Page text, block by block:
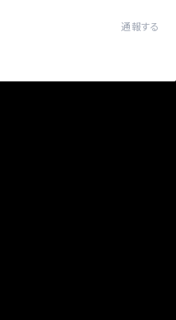
通報する